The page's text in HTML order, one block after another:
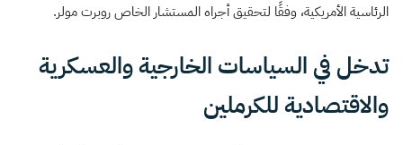
الرئاسية الأمريكية، وفقًا لتحقيق أجراه المستشار الخاص روبرت مولر.
تدخل في السياسات الخارجية والعسكرية
والاقتصادية للكرملين